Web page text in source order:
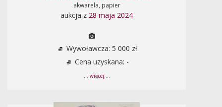
akwarela, papier
aukcja z 28 maja 2024
Wywoławcza: 5 000 zł
Cena uzyskana: -
... więcej ...